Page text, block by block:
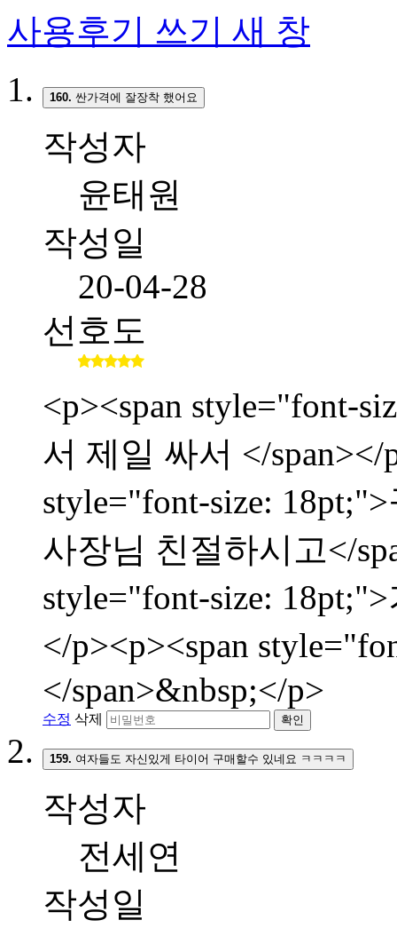
사용후기 쓰기 새 창
160. 싼가격에 잘장착 했어요
작성자
윤태원
작성일
20-04-28
선호도
<p><span style="font-
서 제일 싸서 </span></
style="font-size:
사장님 친절하시고</
style="font-size:
</p><p><span
</span>&nbsp;</p>
수정 삭제 확인
159. 여자들도 자신있게 타이어 구매할수 있네요 ㅋㅋㅋㅋ
작성자
전세연
작성일